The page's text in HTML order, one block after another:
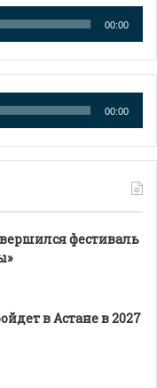
00:00
00:00
фестиваль
в Астане в 2027